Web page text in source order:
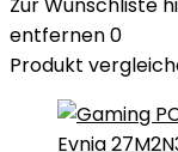
entfernen0
Produkt